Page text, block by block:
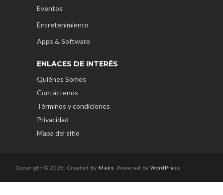
Eventos
Entretenimiento
Apps & Software
ENLACES DE INTERÉS
Quiénes Somos
Contáctenos
Términos y condiciones
Privacidad
Mapa del sitio
Copyright © 2026. Created by Meks . Powered by WordPress